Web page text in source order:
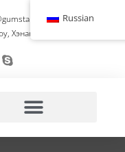
Хэнань, Китай
Russian